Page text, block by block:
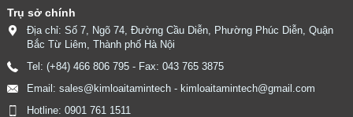
Trụ sở chính
Địa chỉ: Số 7, Ngõ 74, Đường Cầu Diễn, Phường Phúc Diễn, Quận
Bắc Từ Liêm, Thành phố Hà Nội
Tel: (+84) 466 806 795 - Fax: 043 765 3875
Email: sales@kimloaitamintech - kimloaitamintech@gmail.com
Hotline: 0901 761 1511